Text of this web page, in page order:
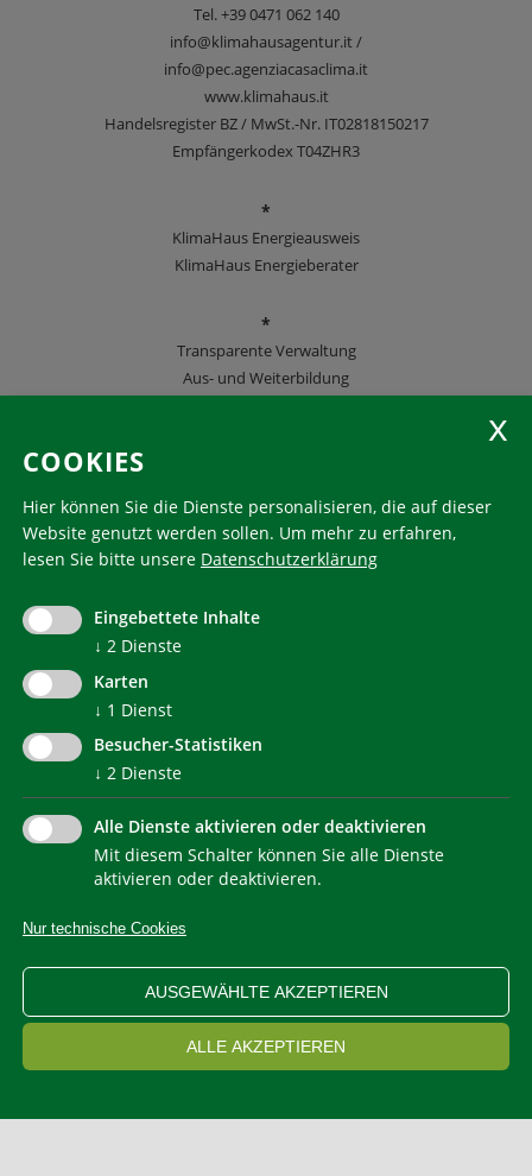
Tel.+39 0471 062 140
info@klimahausagentur.it /
info@pec.agenziacasaclima.it
www.klimahaus.it
Handelsregister BZ / MwSt.-Nr. IT02818150217
Empfängerkodex T04ZHR3
*
KlimaHaus Energieausweis
KlimaHaus Energieberater
*
Transparente Verwaltung
Aus- und Weiterbildung
KlimaHaus ist eine eingetragene Marke. Die Nutzung muss
communication@klimahausagentur.it
© 2022 Agentur für Energie Südtirol - KlimaHaus
NEWSLETTER
IMPRESSUM PRIVACY
WEB STATISTIKEN
ERKLÄRUNG BARRIEREFREIHEIT
COOKIEEINSTELLUNGEN
COOKIES
Hier können Sie die Dienste personalisieren, die auf dieser
Website genutzt werden sollen. Um mehr zu erfahren,
lesen Sie bitte unsere Datenschutzerklärung
Eingebettete Inhalte
↓ 2 Dienste
Karten
↓ 1 Dienst
Besucher-Statistiken
↓ 2 Dienste
Alle Dienste aktivieren oder deaktivieren
Mit diesem Schalter können Sie alle Dienste
aktivieren oder deaktivieren.
Nur technische Cookies
AUSGEWÄHLTE AKZEPTIEREN
ALLE AKZEPTIEREN